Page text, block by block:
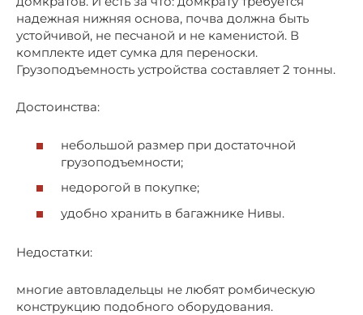
надежная нижняя основа, почва должна быть
устойчивой, не песчаной и не каменистой. В
комплекте идет сумка для переноски.
Грузоподъемность устройства составляет 2 тонны.
Достоинства:
небольшой размер при достаточной
грузоподъемности;
недорогой в покупке;
удобно хранить в багажнике Нивы.
Недостатки:
многие автовладельцы не любят ромбическую
конструкцию подобного оборудования.